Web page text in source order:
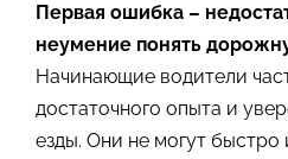
Первая ошибка –
неумение понять
Начинающие водители
достаточного опыта и
езды. Они не могут быстро